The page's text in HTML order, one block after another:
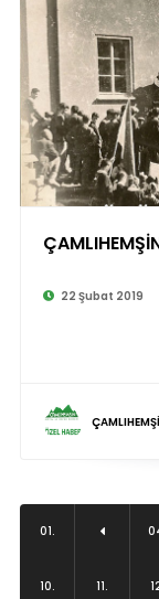
22 Şubat 2019
01.
10. 11.